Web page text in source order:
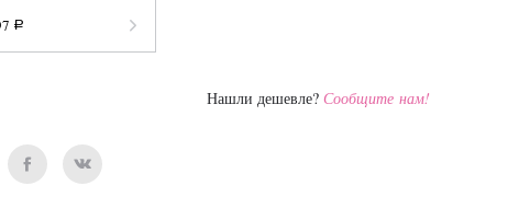
a
Нашли дешевле? Сообщите нам!